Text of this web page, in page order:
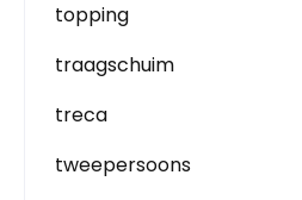
topping
traagschuim
treca
tweepersoons